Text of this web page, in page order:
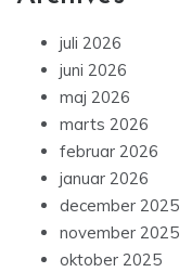
juli 2026
juni 2026
maj 2026
marts 2026
februar 2026
januar 2026
december 2025
november 2025
oktober 2025